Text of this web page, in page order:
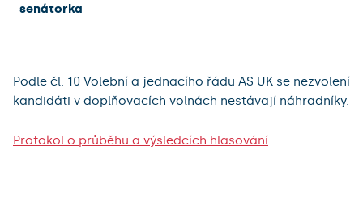
senátorka
Podle čl. 10 Volební a jednacího řádu AS UK se nezvolení
kandidáti v doplňovacích volnách nestávají náhradníky.
Protokol o průběhu a výsledcích hlasování